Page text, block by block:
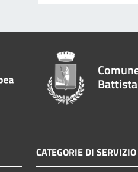
Battista
CATEGORIE DI SERVIZIO